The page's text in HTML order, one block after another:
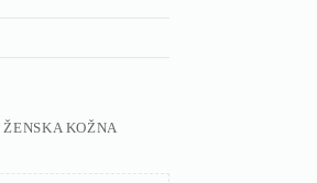
ŽENSKA KOŽNA